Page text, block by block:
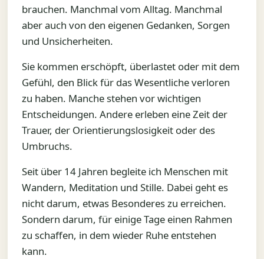
brauchen. Manchmal vom Alltag. Manchmal
aber auch von den eigenen Gedanken, Sorgen
und Unsicherheiten.
Sie kommen erschöpft, überlastet oder mit dem
Gefühl, den Blick für das Wesentliche verloren
zu haben. Manche stehen vor wichtigen
Entscheidungen. Andere erleben eine Zeit der
Trauer, der Orientierungslosigkeit oder des
Umbruchs.
Seit über 14 Jahren begleite ich Menschen mit
Wandern, Meditation und Stille. Dabei geht es
nicht darum, etwas Besonderes zu erreichen.
Sondern darum, für einige Tage einen Rahmen
zu schaffen, in dem wieder Ruhe entstehen
kann.